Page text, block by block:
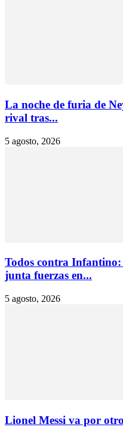
La noche de furia de
rival tras...
5 agosto, 2026
Todos contra
junta fuerzas en...
5 agosto, 2026
Lionel Messi va por